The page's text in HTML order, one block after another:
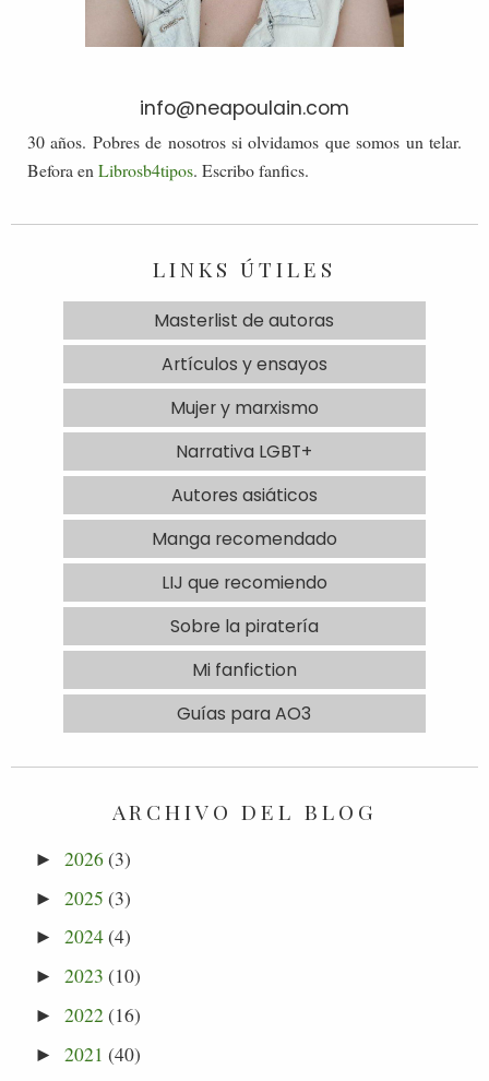
info@neapoulain.com
30 años. Pobres de nosotros si olvidamos que somos un telar.
Befora en Librosb4tipos. Escribo fanfics.
LINKS ÚTILES
Masterlist de autoras
Artículos y ensayos
Mujer y marxismo
Narrativa LGBT+
Autores asiáticos
Manga recomendado
LIJ que recomiendo
Sobre la piratería
Mi fanfiction
Guías para AO3
ARCHIVO DEL BLOG
►2026(3)
►2025 (3)
►2024(4)
►2023 (10)
►2022(16)
►2021 (40)